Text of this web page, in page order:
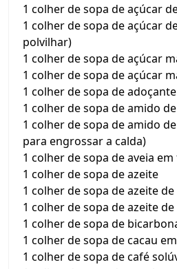
1 colher de sopa de açúcar
1 colher de sopa de açúcar
polvilhar)
1 colher de sopa de açúcar
1 colher de sopa de açúcar
1 colher de sopa de
1 colher de sopa de amido
1 colher de sopa de amido
para engrossar a calda)
1 colher de sopa de aveia
1 colher de sopa de azeite
1 colher de sopa de azeite
1 colher de sopa de azeite de
1 colher de sopa de
1 colher de sopa de cacau
1 colher de sopa de café